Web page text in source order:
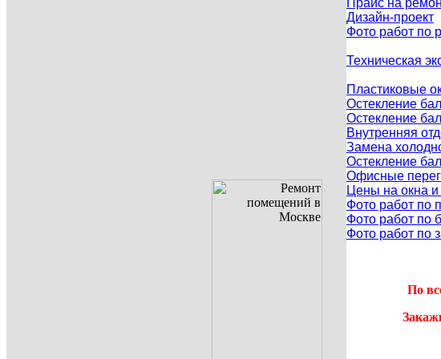
Прайс на
Дизайн-проект
Фото работ по
Техническая
Пластиковые
Остекление
Остекление
Внутренняя
Замена
Остекление
Офисные
Цены на окна
Фото работ по
Фото работ по
Фото работ по
По